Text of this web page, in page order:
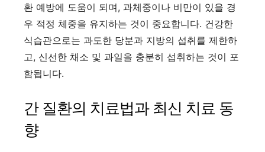
환 예방에 도움이 되며, 과체중이나 비만이 있을 경
우 적정 체중을 유지하는 것이 중요합니다. 건강한
식습관으로는 과도한 당분과 지방의 섭취를 제한하
고, 신선한 채소 및 과일을 충분히 섭취하는 것이 포
함됩니다.
간 질환의 치료법과 최신 치료 동
향